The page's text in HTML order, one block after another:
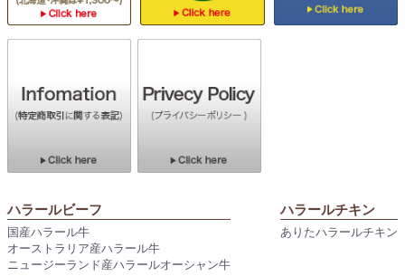
ハラールビーフ
国産ハラール牛
オーストラリア産ハラール牛
ニュージーランド産ハラールオーシャン牛
ハラールチキン
ありたハラールチキン